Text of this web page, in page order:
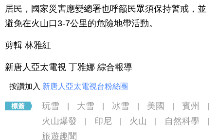
居民，國家災害應變總署也呼籲民眾須保持警戒，並
避免在火山口3-7公里的危險地帶活動。
剪輯 林雅紅
新唐人亞太電視 丁雅娜 綜合報導
按讚加入 新唐人亞太電視台粉絲團
玩雪 大雪 冰雪 美國 賓州
火山爆發 印尼 火山 自然科學
旅遊趣聞